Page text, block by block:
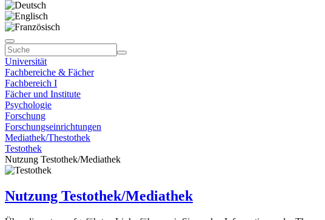
Universität
Fachbereiche & Fächer
Fachbereich I
Fächer und Institute
Psychologie
Forschung
Forschungseinrichtungen
Mediathek/Thestothek
Testothek
Nutzung Testothek/Mediathek
Nutzung Testothek/Mediathek